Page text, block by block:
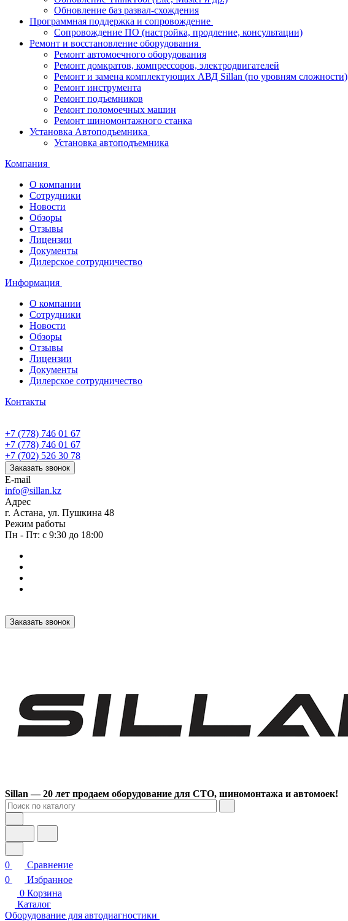
Обновление баз развал-схождения
Программная поддержка и сопровождение
Сопровождение ПО (настройка, продление, консультации)
Ремонт и восстановление оборудования
Ремонт автомоечного оборудования
Ремонт домкратов, компрессоров, электродвигателей
Ремонт и замена комплектующих АВД Sillan (по уровням сложности)
Ремонт инструмента
Ремонт подъемников
Ремонт поломоечных машин
Ремонт шиномонтажного станка
Установка Автоподъемника
Установка автоподъемника
Компания
О компании
Сотрудники
Новости
Обзоры
Отзывы
Лицензии
Документы
Дилерское сотрудничество
Информация
О компании
Сотрудники
Новости
Обзоры
Отзывы
Лицензии
Документы
Дилерское сотрудничество
Контакты
+7 (778) 746 01 67
+7 (778) 746 01 67
+7 (702) 526 30 78
Заказать звонок
E-mail
info@sillan.kz
Адрес
г. Астана, ул. Пушкина 48
Режим работы
Пн - Пт: с 9:30 до 18:00
Заказать звонок
Sillan — 20 лет продаем оборудование для СТО, шиномонтажа и автомоек!
0
Сравнение
0
Избранное
0 Корзина
Каталог
Оборудование для автодиагностики